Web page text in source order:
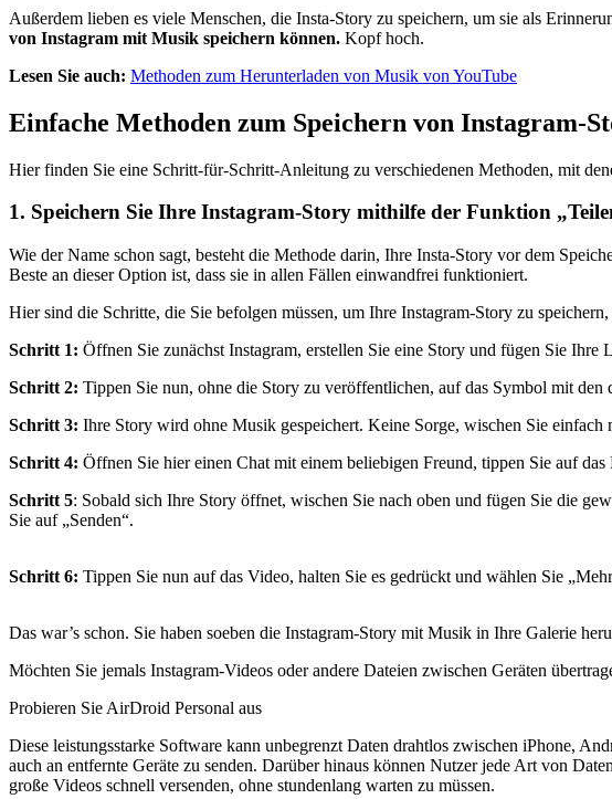
Außerdem lieben es viele Menschen, die Insta-Story zu speichern, um sie als
von Instagram mit Musik speichern können. Kopf hoch.
Lesen Sie auch: Methoden zum Herunterladen von Musik von YouTube
Einfache Methoden zum Speichern von Instagram-
Hier finden Sie eine Schritt-für-Schritt-Anleitung zu verschiedenen Methoden, mit
1. Speichern Sie Ihre Instagram-Story mithilfe der Funktion
Wie der Name schon sagt, besteht die Methode darin, Ihre Insta-Story vor dem
Beste an dieser Option ist, dass sie in allen Fällen einwandfrei funktioniert.
Hier sind die Schritte, die Sie befolgen müssen, um Ihre Instagram-Story zu
Schritt 1: Öffnen Sie zunächst Instagram, erstellen Sie eine Story und fügen Sie Ihre
Schritt 2: Tippen Sie nun, ohne die Story zu veröffentlichen, auf das Symbol mit den
Schritt 3: Ihre Story wird ohne Musik gespeichert. Keine Sorge, wischen Sie
Schritt 4: Öffnen Sie hier einen Chat mit einem beliebigen Freund, tippen Sie auf
Schritt 5: Sobald sich Ihre Story öffnet, wischen Sie nach oben und fügen Sie die
Sie auf „Senden“.
Schritt 6: Tippen Sie nun auf das Video, halten Sie es gedrückt und wählen Sie
Das war’s schon. Sie haben soeben die Instagram-Story mit Musik in Ihre Galerie
Möchten Sie jemals Instagram-Videos oder andere Dateien zwischen Geräten
Probieren Sie AirDroid Personal aus
Diese leistungsstarke Software kann unbegrenzt Daten drahtlos zwischen iPhone,
auch an entfernte Geräte zu senden. Darüber hinaus können Nutzer jede Art von
große Videos schnell versenden, ohne stundenlang warten zu müssen.